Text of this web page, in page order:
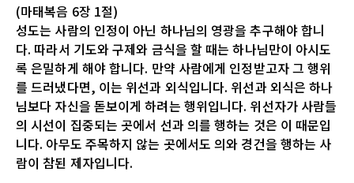
(마태복음 6장 1절)
성도는 사람의 인정이 아닌 하나님의 영광을 추구해야 합니
다. 따라서 기도와 구제와 금식을 할 때는 하나님만이 아시도
록 은밀하게 해야 합니다. 만약 사람에게 인정받고자 그 행위
를 드러냈다면, 이는 위선과 외식입니다. 위선과 외식은 하나
님보다 자신을 돋보이게 하려는 행위입니다. 위선자가 사람들
의 시선이 집중되는 곳에서 선과 의를 행하는 것은 이 때문입
니다. 아무도 주목하지 않는 곳에서도 의와 경건을 행하는 사
람이 참된 제자입니다.